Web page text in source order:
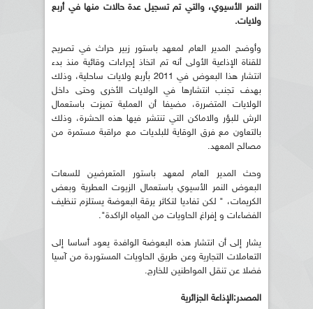
النمر الأسيوي، والتي تم تسجيل عدة حالات منها في أربع
ولايات.
وأوضح المدير العام لمعهد باستور زبير حراث في تصريح
للقناة الإذاعية الأولى أنه تم اتخاذ إجراءات وقائية منذ بدء
انتشار هذا البعوض في 2011 بأربع ولايات ساحلية، وذلك
بهدف تجنب انتشارها في الولايات الأخرى وحتى داخل
الولايات المتضررة، مضيفا أن العملية تميزت باستعمال
الرش للبؤر والاماكن التي تنتشر فيها هذه الحشرة، وذلك
بالتعاون مع فرق الوقاية للبلديات مع مراقبة مستمرة من
مصالح المعهد.
وحث المدير العام لمعهد باستور المتعرضين للسعات
البعوض النمر الأسيوي باستعمال الزيوت العطرية وبعض
الكريمات، " لكن تفاديا لتكاثر يرقة البعوضة يستلزم تنظيف
الفضاءات و إفراغ الحاويات من المياه الراكدة".
يشار إلى أن انتشار هذه البعوضة الوافدة يعود أساسا إلى
التعاملات التجارية وعن طريق الحاويات المستوردة من آسيا
فضلا عن تنقل المواطنين للخارج.
المصدر:الإذاعة الجزائرية